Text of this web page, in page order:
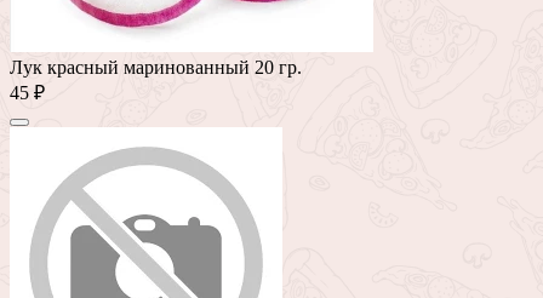
Лук красный маринованный 20 гр.
45 ₽